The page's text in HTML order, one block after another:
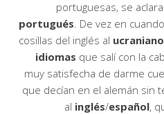
portuguesas, se
portugués . De vez en
cosillas del inglés al ucraniano
idiomas que salí con la
muy satisfecha de darme
que decían en el alemán sin
al inglés/español,